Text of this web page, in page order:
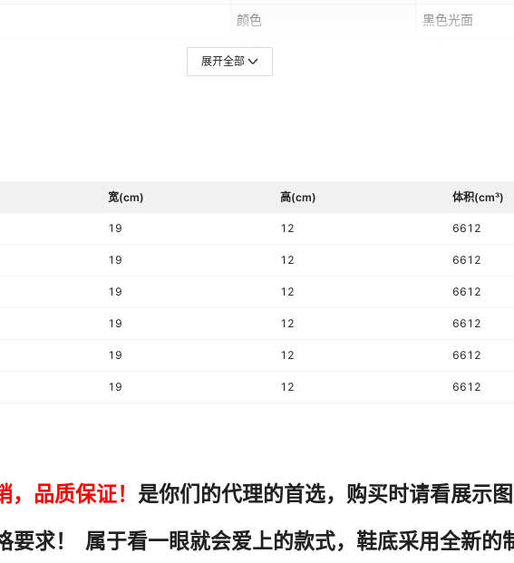
颜色 黑色光面
货号
展开全部
宽(cm) 高(cm) 体积(cm³)
19 12 6612
19 12 6612
19 12 6612
19 12 6612
19 12 6612
19 12 6612